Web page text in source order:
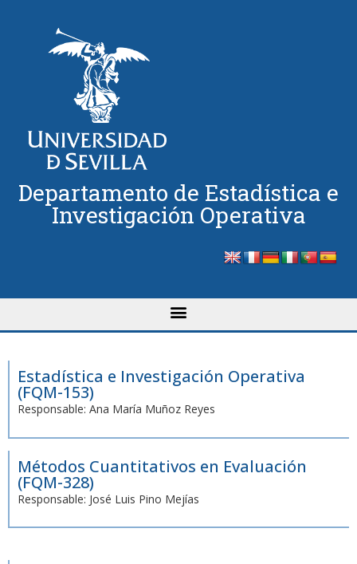
Departamento de Estadística e
Investigación Operativa
Estadística e Investigación Operativa
(FQM-153)
Responsable: Ana María Muñoz Reyes
Métodos Cuantitativos en Evaluación
(FQM-328)
Responsable: José Luis Pino Mejías